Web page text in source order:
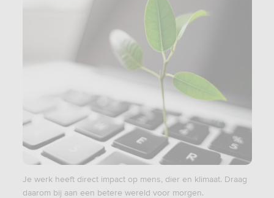
Je werk heeft direct impact op mens, dier en klimaat. Draag
daarom bij aan een betere wereld voor morgen.